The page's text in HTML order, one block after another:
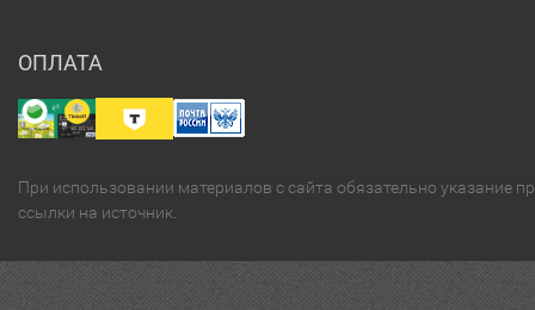
ОПЛАТА
При использовании материалов с сайта обязательно указание
ссылки на источник.